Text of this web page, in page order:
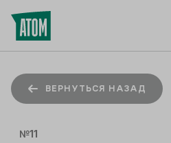
ВЕРНУТЬСЯ НАЗАД
№11